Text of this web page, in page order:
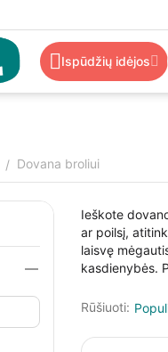
Ispūdžių idėjos
/ Dovana broliui
Ieškote
ar poilsį,
laisvę
kasdienybės.
Rūšiuoti: